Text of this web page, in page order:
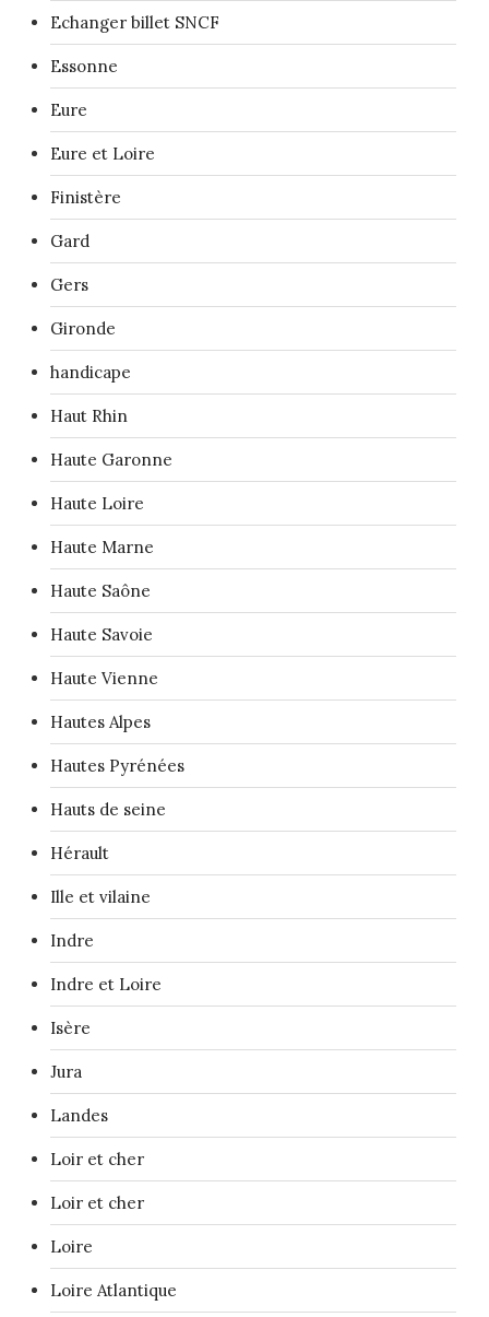
Echanger billet SNCF
Essonne
Eure
Eure et Loire
Finistère
Gard
Gers
Gironde
handicape
Haut Rhin
Haute Garonne
Haute Loire
Haute Marne
Haute Saône
Haute Savoie
Haute Vienne
Hautes Alpes
Hautes Pyrénées
Hauts de seine
Hérault
Ille et vilaine
Indre
Indre et Loire
Isère
Jura
Landes
Loir et cher
Loir et cher
Loire
Loire Atlantique